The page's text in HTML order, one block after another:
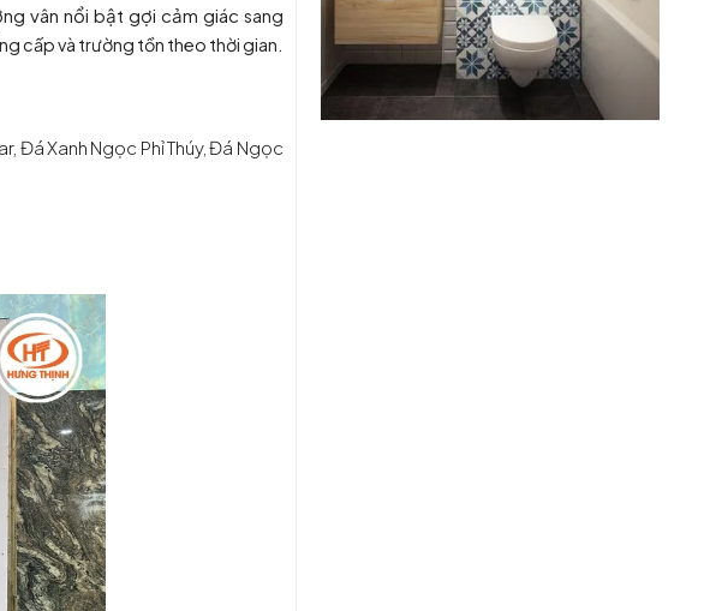
vân nổi bật gợi cảm giác sang
cấp và trường tồn theo thời gian.
Đá Xanh Ngọc Phỉ Thúy, Đá Ngọc